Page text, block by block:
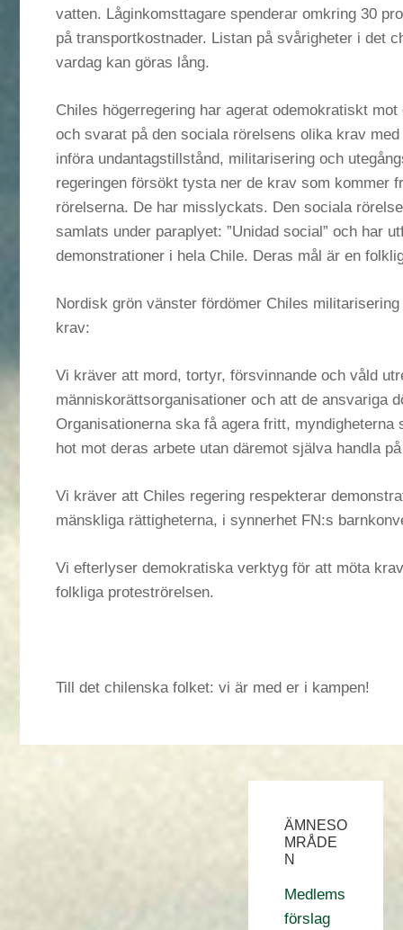
vatten. Låginkomsttagare spenderar omkring 30
på transportkostnader. Listan på svårigheter i det
vardag kan göras lång.
Chiles högerregering har agerat odemokratiskt
och svarat på den sociala rörelsens olika krav
införa undantagstillstånd, militarisering och
regeringen försökt tysta ner de krav som kommer
rörelserna. De har misslyckats. Den sociala
samlats under paraplyet: ”Unidad social” och har
demonstrationer i hela Chile. Deras mål är en
Nordisk grön vänster fördömer Chiles
krav:
Vi kräver att mord, tortyr, försvinnande och våld
människorättsorganisationer och att de ansvariga
Organisationerna ska få agera fritt, myndigheterna
hot mot deras arbete utan däremot själva handla
Vi kräver att Chiles regering respekterar
mänskliga rättigheterna, i synnerhet FN:s
Vi efterlyser demokratiska verktyg för att möta
folkliga proteströrelsen.
Till det chilenska folket: vi är med er i kampen!
ÄMNESO
MRÅDE
N
Medlems
förslag